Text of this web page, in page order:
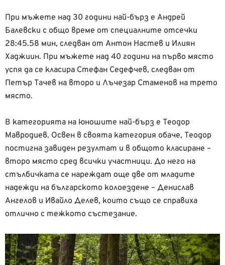
При мъжете над 30 години най-бърз е Андрей
Балевски с общо време от специалните отсечки
28:45.58 мин, следван от Антон Настев и Илиян
Хаджиин. При мъжете над 40 години на първо място
успя да се класира Стефан Седефчев, следван от
Петър Тачев на второ и Лъчезар Стаменов на трето
място.
В категорията на юношите най-бърз е Теодор
Мавродиев. Освен в своята категория обаче, Теодор
постигна завиден резултат и в общото класиране –
второ място сред всички участници. До него на
стълбичката се нареждат още две от младите
надежди на българското колоездене – Денислав
Ангелов и Ивайло Делев, които също се справиха
отлично с тежкото състезание.